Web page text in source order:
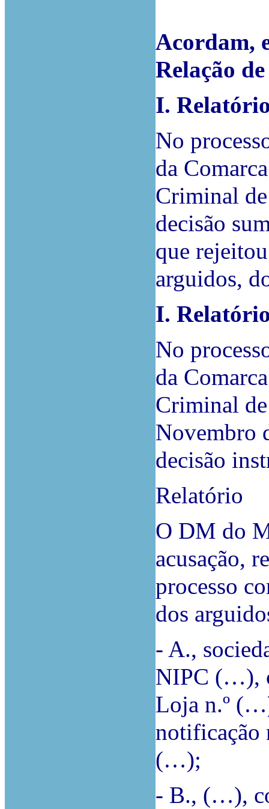
Acordam,
Relação
I.
No
da
Criminal
decisão
que
arguidos,
I.
No
da
Criminal
Novembro
decisão
Relatório
O DM do
acusação,
processo
dos
- A.,
NIPC (…),
Loja n.º
(…);
- B., (…),